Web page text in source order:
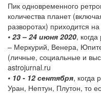
Пик одновременного
количества планет
разворотах) приходится
• 23 – 24 июня 2020,
– Меркурий, Венера,
(личные, социальные и
astrojurnal.ru
• 10 - 12 сентября, когда
Уран, Нептун, Плутон, то